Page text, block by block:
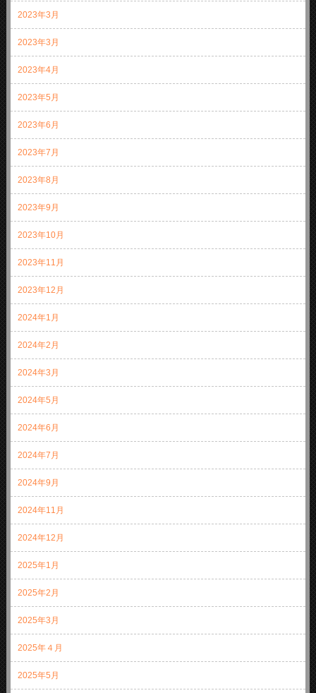
2023年3月
2023年3月
2023年4月
2023年5月
2023年6月
2023年7月
2023年8月
2023年9月
2023年10月
2023年11月
2023年12月
2024年1月
2024年2月
2024年3月
2024年5月
2024年6月
2024年7月
2024年9月
2024年11月
2024年12月
2025年1月
2025年2月
2025年3月
2025年４月
2025年5月